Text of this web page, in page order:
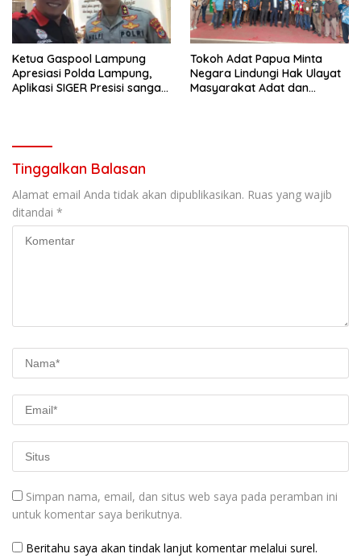
Ketua Gaspool Lampung
Apresiasi Polda Lampung,
Aplikasi SIGER Presisi sangat
Tokoh Adat Papua Minta
Negara Lindungi Hak Ulayat
Masyarakat Adat dan
Tinggalkan Balasan
Alamat email Anda tidak akan dipublikasikan. Ruas yang wajib
ditandai *
Simpan nama, email, dan situs web saya pada peramban ini
untuk komentar saya berikutnya.
Beritahu saya akan tindak lanjut komentar melalui surel.